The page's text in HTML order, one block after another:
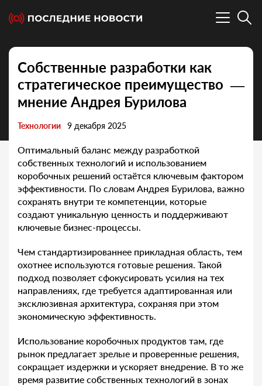
Собственные разработки как
стратегическое преимущество —
мнение Андрея Бурилова
Технологии 9 декабря 2025
Оптимальный баланс между разработкой
собственных технологий и использованием
коробочных решений остаётся ключевым фактором
эффективности. По словам Андрея Бурилова, важно
сохранять внутри те компетенции, которые
создают уникальную ценность и поддерживают
ключевые бизнес-процессы.
Чем стандартизированнее прикладная область, тем
охотнее используются готовые решения. Такой
подход позволяет сфокусировать усилия на тех
направлениях, где требуется адаптированная или
эксклюзивная архитектура, сохраняя при этом
экономическую эффективность.
Использование коробочных продуктов там, где
рынок предлагает зрелые и проверенные решения,
сокращает издержки и ускоряет внедрение. В то же
время развитие собственных технологий в зонах